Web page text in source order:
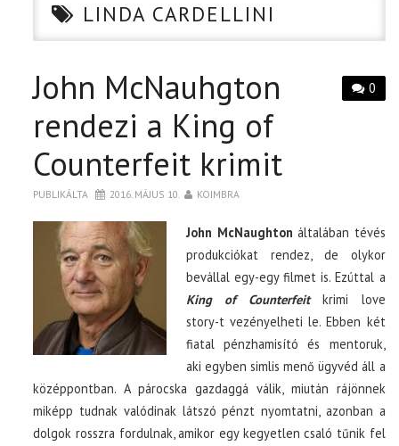
CIKK
PÓLÓ RENDELÉS
LINDA CARDELLINI
0
John McNauhgton
rendezi a King of
Counterfeit krimit
PUBLIKÁLTA 2016. MÁJUS 10. KOIMBRA
John McNaughton általában tévés
produkciókat rendez, de olykor
bevállal egy-egy filmet is. Ezúttal a
King of Counterfeitkrimi love
story-t vezényelheti le. Ebben két
fiatal pénzhamisító és mentoruk,
aki egyben simlis menő ügyvéd áll a
középpontban. A párocska gazdaggá válik, miután rájönnek
miképp tudnak valódinak látszó pénzt nyomtatni, azonban a
dolgok rosszra fordulnak, amikor egy kegyetlen csaló tűnik fel